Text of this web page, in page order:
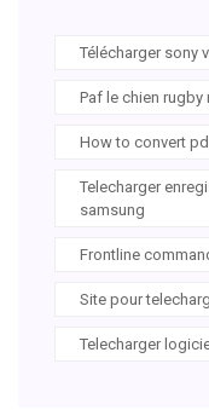
Télécharger sony
Paf le chien rugby
How to convert
Telecharger
samsung
Frontline
Site pour
Telecharger